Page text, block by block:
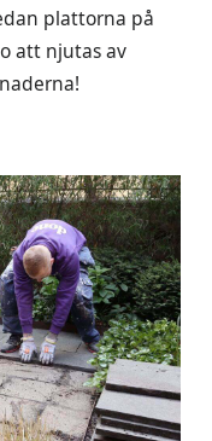
plattorna på
att njutas av